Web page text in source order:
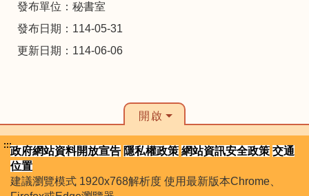
發布單位：秘書室
發布日期：114-05-31
更新日期：114-06-06
開啟
:::政府網站資料開放宣告 隱私權政策 網站資訊安全政策 交通
位置
建議瀏覽模式 1920x768解析度 使用最新版本Chrome、